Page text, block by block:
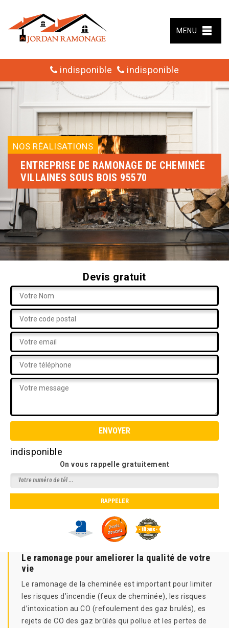
MENU
indisponible indisponible
NOS RÉALISATIONS
ENTREPRISE DE RAMONAGE DE CHEMINÉE
VILLAINES SOUS BOIS 95570
Devis gratuit
indisponible
On vous rappelle gratuitement
Le ramonage pour ameliorer la qualité de votre
vie
Le ramonage de la cheminée est important pour limiter
les risques d’incendie (feux de cheminée), les risques
d’intoxication au CO (refoulement des gaz brulés), es
rejets de CO des gaz brûlés qui pollue et les pertes de